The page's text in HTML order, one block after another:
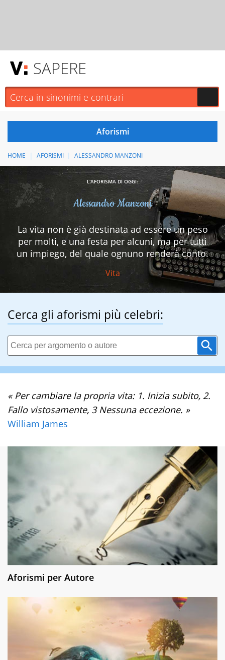
SAPERE
HOME AFORISMI ALESSANDRO MANZONI
L'AFORISMA DI OGGI:
Alessandro Manzoni
La vita non è già destinata ad essere un peso
per molti, e una festa per alcuni, ma per tutti
un impiego, del quale ognuno renderà conto.
Vita
Cerca gli aforismi più celebri:
« Per cambiare la propria vita: 1. Inizia subito, 2.
Fallo vistosamente, 3 Nessuna eccezione. »
William James
Aforismi per Autore